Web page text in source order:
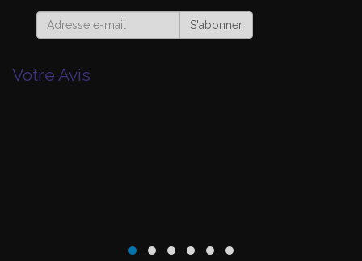
S'abonner
Votre Avis